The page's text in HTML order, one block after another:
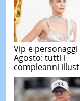
Vip e
Agosto: tutti i
compleanni